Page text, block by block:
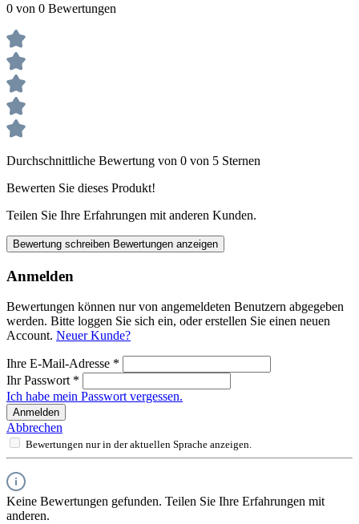
0 von 0 Bewertungen
Durchschnittliche Bewertung von 0 von 5 Sternen
Bewerten Sie dieses Produkt!
Teilen Sie Ihre Erfahrungen mit anderen Kunden.
Bewertung schreiben Bewertungen anzeigen
Anmelden
Bewertungen können nur von angemeldeten Benutzern abgegeben
werden. Bitte loggen Sie sich ein, oder erstellen Sie einen neuen
Account. Neuer Kunde?
Ihre E-Mail-Adresse *
Ihr Passwort *
Ich habe mein Passwort vergessen.
Anmelden
Abbrechen
Bewertungen nur in der aktuellen Sprache anzeigen.
Keine Bewertungen gefunden. Teilen Sie Ihre Erfahrungen mit
anderen.